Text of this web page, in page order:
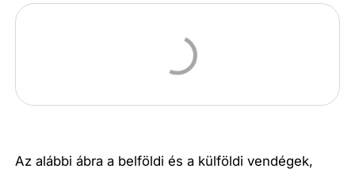
Az alábbi ábra a belföldi és a külföldi vendégek,